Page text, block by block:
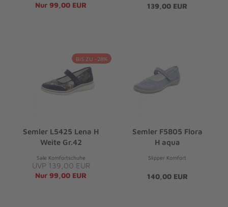
Nur 99,00 EUR
139,00 EUR
BIS ZU -28%
Semler L5425 Lena H
Weite Gr.42
Sale Komfortschuhe
UVP 139,00 EUR
Nur 99,00 EUR
Semler F5805 Flora
H aqua
Slipper Komfort
140,00 EUR